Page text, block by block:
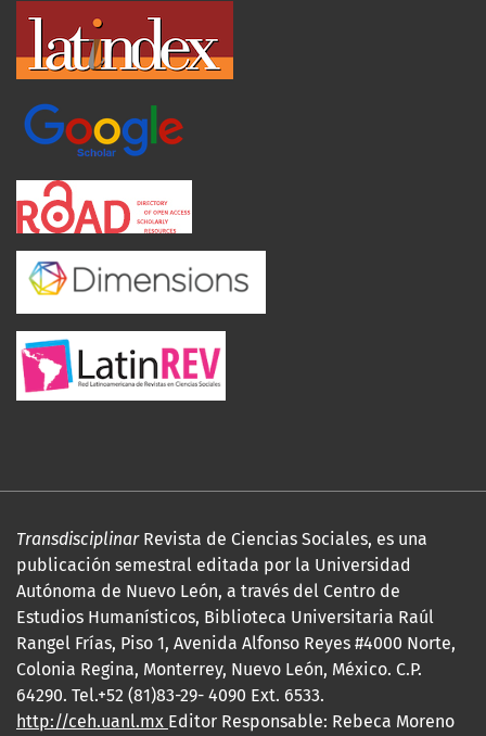
TransdisciplinarRevista de Ciencias Sociales, es una
publicación semestral editada por la Universidad
Autónoma de Nuevo León, a través del Centro de
Estudios Humanísticos, Biblioteca Universitaria Raúl
Rangel Frías, Piso 1, Avenida Alfonso Reyes #4000 Norte,
Colonia Regina, Monterrey, Nuevo León, México. C.P.
64290. Tel.+52 (81)83-29- 4090 Ext. 6533.
http://ceh.uanl.mx Editor Responsable: Rebeca Moreno